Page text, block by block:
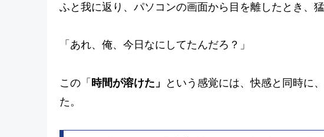
ふと我に返り、パソコンの画面から目を離したとき、
「あれ、俺、今日なにしてたんだろ？」
この「 時間が溶けた」
という感覚には、快感と同時に
た。